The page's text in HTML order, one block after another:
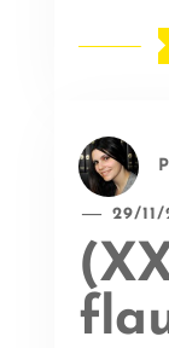
29/11/